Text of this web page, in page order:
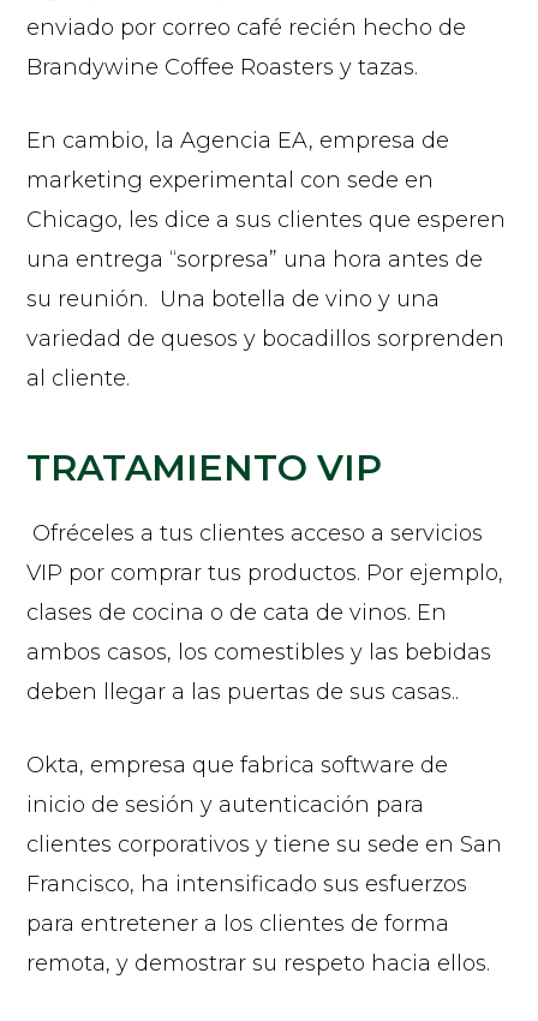
enviado por correo café recién hecho de
Brandywine Coffee Roasters y tazas.
En cambio, la Agencia EA, empresa de
marketing experimental con sede en
Chicago, les dice a sus clientes que esperen
una entrega “sorpresa” una hora antes de
su reunión. Una botella de vino y una
variedad de quesos y bocadillos sorprenden
al cliente.
TRATAMIENTO VIP
Ofréceles a tus clientes acceso a servicios
VIP por comprar tus productos. Por ejemplo,
clases de cocina o de cata de vinos. En
ambos casos, los comestibles y las bebidas
deben llegar a las puertas de sus casas..
Okta, empresa que fabrica software de
inicio de sesión y autenticación para
clientes corporativos y tiene su sede en San
Francisco, ha intensificado sus esfuerzos
para entretener a los clientes de forma
remota, y demostrar su respeto hacia ellos.